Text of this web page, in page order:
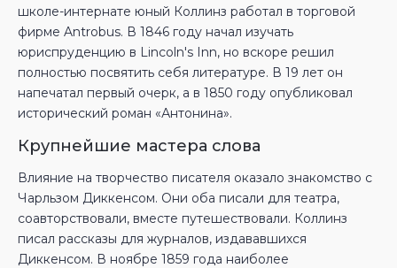
школе-интернате юный Коллинз работал в торговой
фирме Antrobus. В 1846 году начал изучать
юриспруденцию в Lincoln's Inn, но вскоре решил
полностью посвятить себя литературе. В 19 лет он
напечатал первый очерк, а в 1850 году опубликовал
исторический роман «Антонина».
Крупнейшие мастера слова
Влияние на творчество писателя оказало знакомство с
Чарльзом Диккенсом. Они оба писали для театра,
соавторствовали, вместе путешествовали. Коллинз
писал рассказы для журналов, издававшихся
Диккенсом. В ноябре 1859 года наиболее